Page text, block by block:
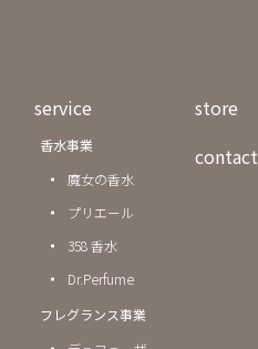
service
香水事業
魔女の香水
プリエール
358 香水
Dr.Perfume
フレグランス事業
store
contact